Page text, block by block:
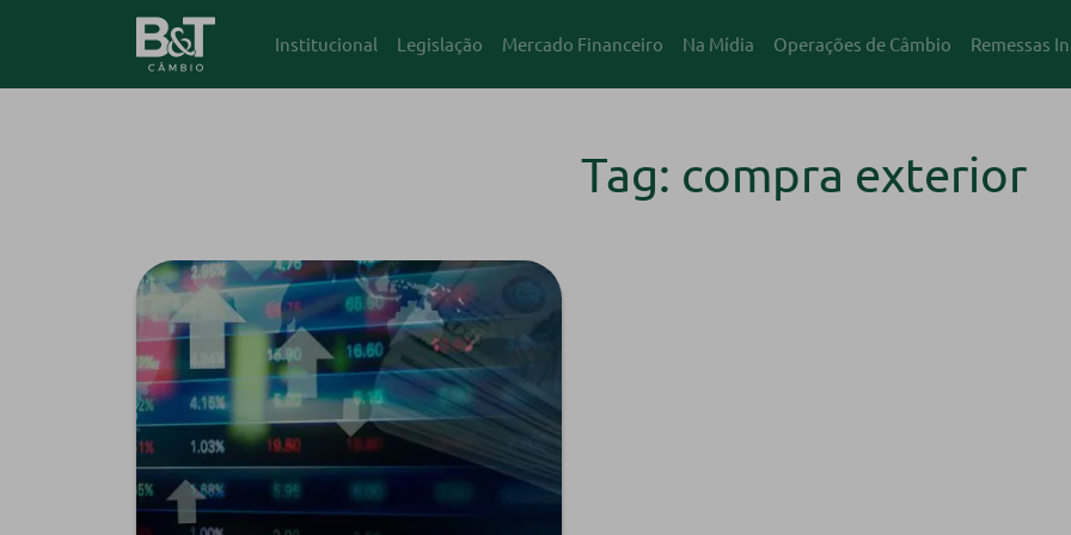
Institucional Legislação Mercado Financeiro Na Mídia Operações de Câmbio Remessas
Tag: compra exterior